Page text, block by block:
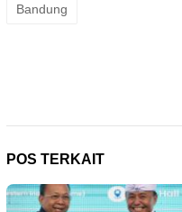
Bandung
POS TERKAIT